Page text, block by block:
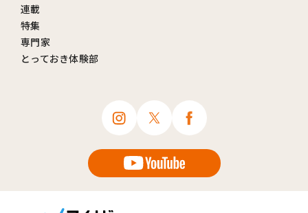
連載
特集
専門家
とっておき体験部